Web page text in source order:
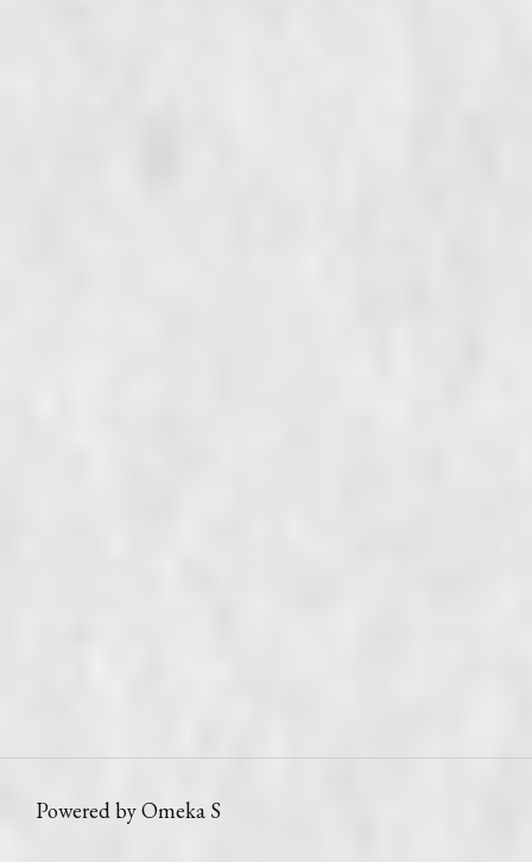
Powered by Omeka S